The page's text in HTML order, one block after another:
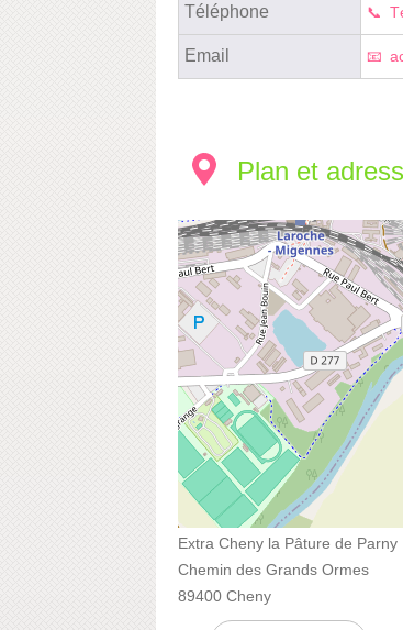
Téléphone
Email
Plan et
Extra Cheny la Pâture de Parny
Chemin des Grands Ormes
89400 Cheny